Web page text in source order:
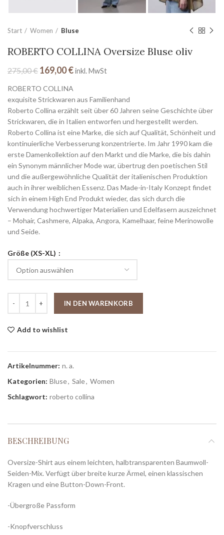
Start Women Bluse
ROBERTO COLLINA Oversize Bluse oliv
275,00€ 169,00€inkl. MwSt
ROBERTO COLLINA
exquisite Strickwaren aus Familienhand
Roberto Collina erzählt seit über 60 Jahren seine Geschichte über
Strickwaren, die in Italien entworfen und hergestellt werden.
Roberto Collina ist eine Marke, die sich auf Qualität, Schönheit und
kontinuierliche Verbesserung konzentrierte. Im Jahr 1990 kam die
erste Damenkollektion auf den Markt und die Marke, die bis dahin
ein Synonym männlicher Mode war, übertrug den poetischen Stil
und die außergewöhnliche Qualität der italienischen Produktion
auch in ihrer weiblichen Essenz. Das Made-in-Italy Konzept findet
sich in einem High End Produkt wieder, das sich durch die
Verwendung hochwertiger Materialien und Edelfasern auszeichnet
– Mohair, Cashmere, Alpaka, Angora, Kamelhaar, feine Merinowolle
und Seide.
Größe (XS-XL)
IN DEN WARENKORB
Add to wishlist
Artikelnummer: n. a.
Kategorien: Bluse, Sale, Women
Schlagwort: roberto collina
BESCHREIBUNG
Oversize-Shirt aus einem leichten, halbtransparenten Baumwoll-
Seiden-Mix. Verfügt über breite kurze Ärmel, einen klassischen
Kragen und eine Button-Down-Front.
-Übergroße Passform
-Knopfverschluss